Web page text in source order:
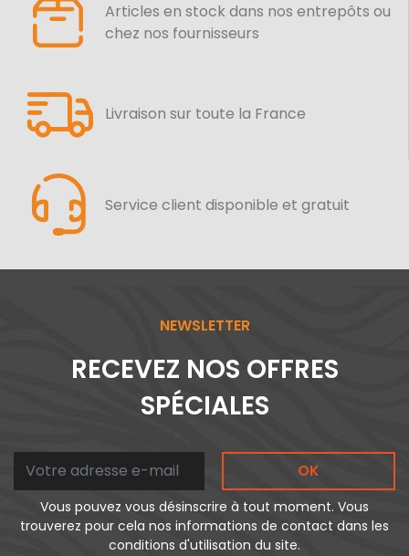
Articles en stock dans nos entrepôts ou
chez nos fournisseurs
Livraison sur toute la France
Service client disponible et gratuit
NEWSLETTER
RECEVEZ NOS OFFRES
SPÉCIALES
OK
Vous pouvez vous désinscrire à tout moment. Vous
trouverez pour cela nos informations de contact dans les
conditions d'utilisation du site.